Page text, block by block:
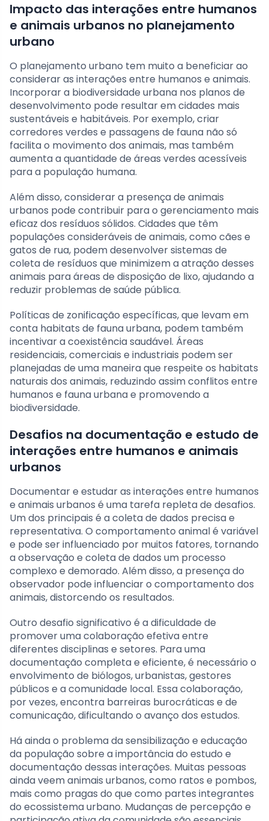
Impacto das interações entre humanos
e animais urbanos no planejamento
urbano
O planejamento urbano tem muito a beneficiar ao
considerar as interações entre humanos e animais.
Incorporar a biodiversidade urbana nos planos de
desenvolvimento pode resultar em cidades mais
sustentáveis e habitáveis. Por exemplo, criar
corredores verdes e passagens de fauna não só
facilita o movimento dos animais, mas também
aumenta a quantidade de áreas verdes acessíveis
para a população humana.
Além disso, considerar a presença de animais
urbanos pode contribuir para o gerenciamento mais
eficaz dos resíduos sólidos. Cidades que têm
populações consideráveis de animais, como cães e
gatos de rua, podem desenvolver sistemas de
coleta de resíduos que minimizem a atração desses
animais para áreas de disposição de lixo, ajudando a
reduzir problemas de saúde pública.
Políticas de zonificação específicas, que levam em
conta habitats de fauna urbana, podem também
incentivar a coexistência saudável. Áreas
residenciais, comerciais e industriais podem ser
planejadas de uma maneira que respeite os habitats
naturais dos animais, reduzindo assim conflitos entre
humanos e fauna urbana e promovendo a
biodiversidade.
Desafios na documentação e estudo de
interações entre humanos e animais
urbanos
Documentar e estudar as interações entre humanos
e animais urbanos é uma tarefa repleta de desafios.
Um dos principais é a coleta de dados precisa e
representativa. O comportamento animal é variável
e pode ser influenciado por muitos fatores, tornando
a observação e coleta de dados um processo
complexo e demorado. Além disso, a presença do
observador pode influenciar o comportamento dos
animais, distorcendo os resultados.
Outro desafio significativo é a dificuldade de
promover uma colaboração efetiva entre
diferentes disciplinas e setores. Para uma
documentação completa e eficiente, é necessário o
envolvimento de biólogos, urbanistas, gestores
públicos e a comunidade local. Essa colaboração,
por vezes, encontra barreiras burocráticas e de
comunicação, dificultando o avanço dos estudos.
Há ainda o problema da sensibilização e educação
da população sobre a importância do estudo e
documentação dessas interações. Muitas pessoas
ainda veem animais urbanos, como ratos e pombos,
mais como pragas do que como partes integrantes
do ecossistema urbano. Mudanças de percepção e